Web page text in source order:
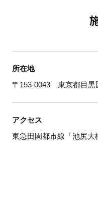
所在地
〒153-0043 東京都目黒
アクセス
東急田園都市線「池尻大